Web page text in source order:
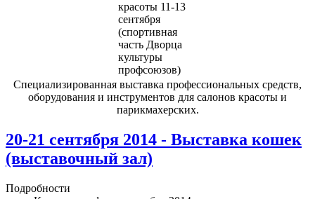
Специализированная выставка профессиональных средств,
оборудования и инструментов для салонов красоты и
парикмахерских.
20-21 сентября 2014 - Выставка кошек
(выставочный зал)
Подробности